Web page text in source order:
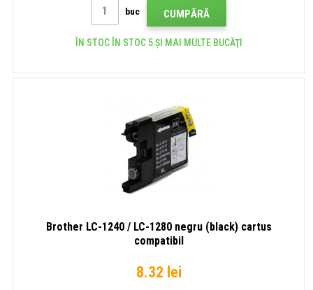
buc CUMPĂRĂ
ÎN STOC ÎN STOC 5 ȘI MAI MULTE BUCĂŢI
Brother LC-1240 / LC-1280 negru (black) cartus
compatibil
8.32 lei